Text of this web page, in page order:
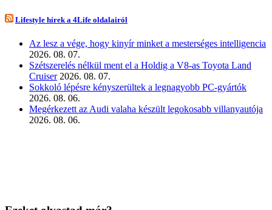
Lifestyle hírek a 4Life oldalairól
Az lesz a vége, hogy kinyír minket a mesterséges intelligencia
2026. 08. 07.
Szétszerelés nélkül ment el a Holdig a V8-as Toyota Land
Cruiser 2026. 08. 07.
Sokkoló lépésre kényszerültek a legnagyobb PC-gyártók
2026. 08. 06.
Megérkezett az Audi valaha készült legokosabb villanyautója
2026. 08. 06.